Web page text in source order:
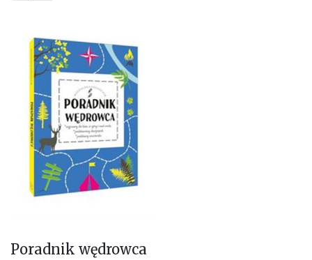
Poradnik wędrowca